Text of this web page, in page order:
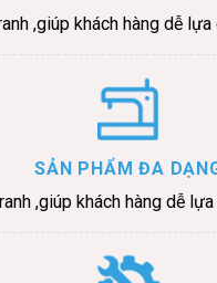
,giúp khách hàng dễ
SẢN PHẨM ĐA
,giúp khách hàng dễ